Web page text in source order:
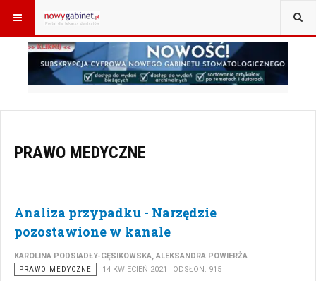
JESTEŚ TUTAJ: START
PRAWO MEDYCZNE
Analiza przypadku - Narzędzie
pozostawione w kanale
KAROLINA PODSIADŁY-GĘSIKOWSKA, ALEKSANDRA POWIERŻA
PRAWO MEDYCZNE
14 KWIECIEŃ 2021 ODSŁON: 915